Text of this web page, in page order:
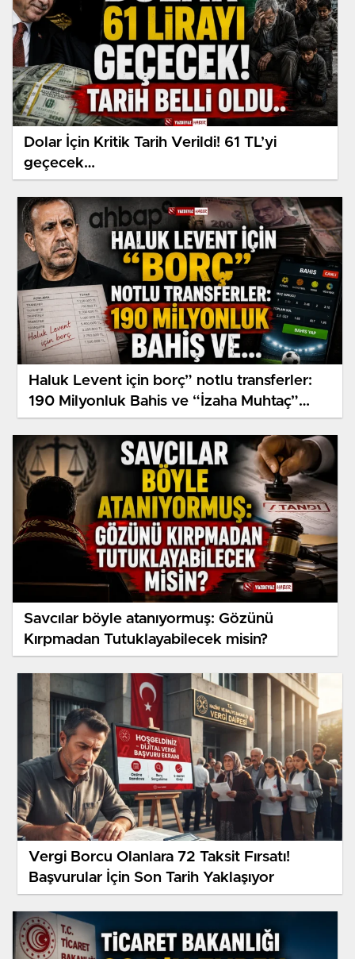
Dolar İçin Kritik Tarih Verildi! 61 TL’yi
geçecek…
Haluk Levent için borç” notlu transferler:
190 Milyonluk Bahis ve “İzaha Muhtaç”
Trafik
Savcılar böyle atanıyormuş: Gözünü
Kırpmadan Tutuklayabilecek misin?
Vergi Borcu Olanlara 72 Taksit Fırsatı!
Başvurular İçin Son Tarih Yaklaşıyor